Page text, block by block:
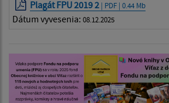
Plagát FPU 2019 2 | PDF | 0.44 Mb
Dátum vyvesenia: 08.12.2025